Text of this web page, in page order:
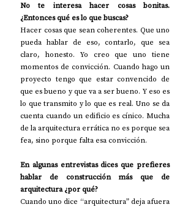
No te interesa hacer cosas bonitas.
¿Entonces qué es lo que buscas?
Hacer cosas que sean coherentes. Que uno
pueda hablar de eso, contarlo, que sea
claro, honesto. Yo creo que uno tiene
momentos de convicción. Cuando hago un
proyecto tengo que estar convencido de
que es bueno y que va a ser bueno. Y eso es
lo que transmito y lo que es real. Uno se da
cuenta cuando un edificio es cínico. Mucha
de la arquitectura errática no es porque sea
fea, sino porque falta esa convicción.
En algunas entrevistas dices que prefieres
hablar de construcción más que de
arquitectura ¿por qué?
Cuando uno dice “arquitectura” deja afuera